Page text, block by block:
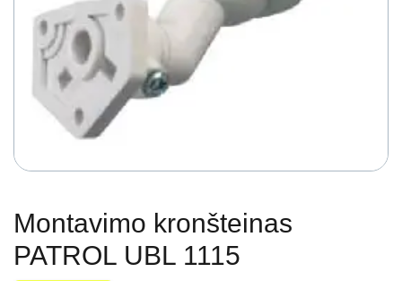
Montavimo kronšteinas
PATROL UBL 1115